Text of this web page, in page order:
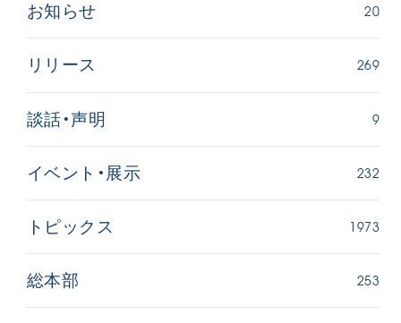
【被爆証言】「原爆の子」として生きた80年
広島県 早志百…
SDGs
証言 広島
「三つ
お知らせ 20
リリース 269
談話・声明 9
イベント・展示 232
トピックス 1973
総本部 253